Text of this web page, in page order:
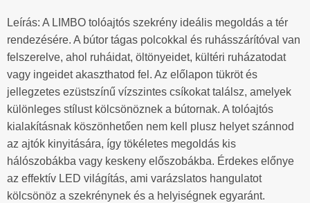
Leírás: A LIMBO tolóajtós szekrény ideális megoldás a tér
rendezésére. A bútor tágas polcokkal és ruhásszárítóval van
felszerelve, ahol ruháidat, öltönyeidet, kültéri ruházatodat
vagy ingeidet akaszthatod fel. Az előlapon tükröt és
jellegzetes ezüstszínű vízszintes csíkokat találsz, amelyek
különleges stílust kölcsönöznek a bútornak. A tolóajtós
kialakításnak köszönhetően nem kell plusz helyet szánnod
az ajtók kinyitására, így tökéletes megoldás kis
hálószobákba vagy keskeny előszobákba. Érdekes előnye
az effektív LED világítás, ami varázslatos hangulatot
kölcsönöz a szekrénynek és a helyiségnek egyaránt.